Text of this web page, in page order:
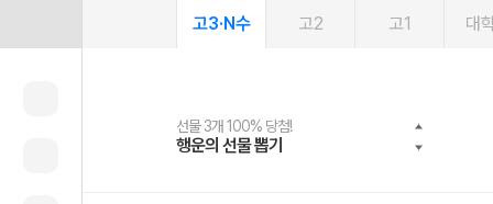
고3·N수 고2 고1 대
선물 3개 100% 당첨!
행운의 선물 뽑기
선물 100% 증정!
메가스터디 X 올리브
여름방학 스터디 캐시백
메가런 썸머스쿨
2027 러셀 단과
강사 공개선발
스마트러닝앱
설문 EVENT
메가패스
3일 무료 체험권
메가패스 수강생 무료혜택!
메가클럽 멤버십
사회공헌 캠페인
희망이룸 메가나눔